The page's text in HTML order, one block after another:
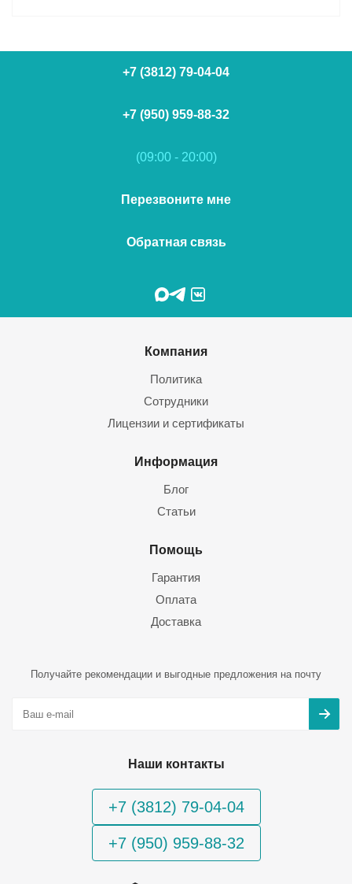
+7 (3812) 79-04-04
+7 (950) 959-88-32
(09:00 - 20:00)
Перезвоните мне
Обратная связь
Компания
Политика
Сотрудники
Лицензии и сертификаты
Информация
Блог
Статьи
Помощь
Гарантия
Оплата
Доставка
Получайте рекомендации и выгодные предложения на почту
Наши контакты
+7 (3812) 79-04-04
+7 (950) 959-88-32